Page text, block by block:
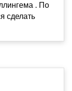
. По
сделать